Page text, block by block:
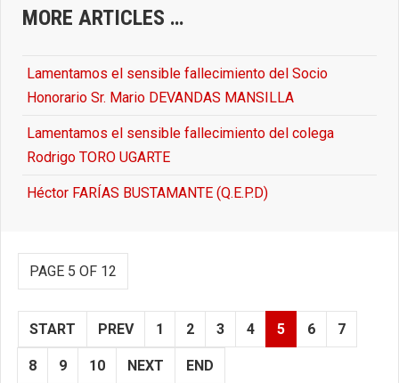
MORE ARTICLES …
Lamentamos el sensible fallecimiento del Socio
Honorario Sr. Mario DEVANDAS MANSILLA
Lamentamos el sensible fallecimiento del colega
Rodrigo TORO UGARTE
Héctor FARÍAS BUSTAMANTE (Q.E.P.D)
PAGE 5 OF 12
START PREV 1 2 3 4 5 6 7
8 9 10 NEXT END